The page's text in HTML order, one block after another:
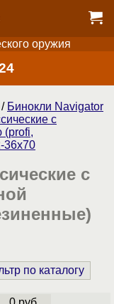
оружия
/ Бинокли Navigator
с
(profi,
36x70
с
по каталогу